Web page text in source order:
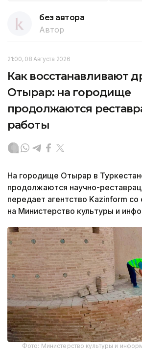
без автора
Автор
21:00, 08 Августа 2026
Как восстанавливают
Отырар: на городище
продолжаются
работы
На городище Отырар в
продолжаются научно-
передает агентство Kazinform со
на Министерство культуры и
Фото: Министерство культуры и